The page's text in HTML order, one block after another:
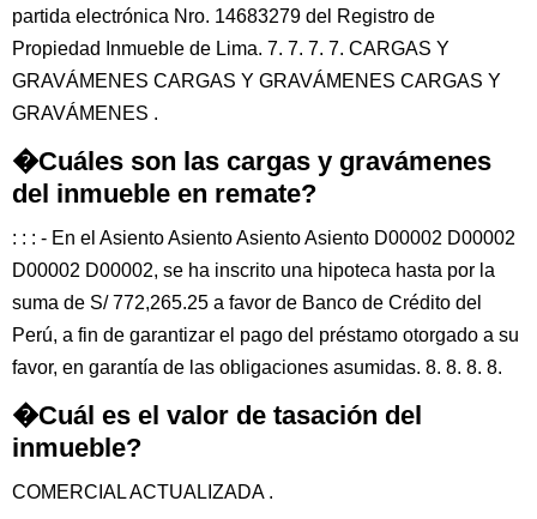
partida electrónica Nro. 14683279 del Registro de
Propiedad Inmueble de Lima. 7. 7. 7. 7. CARGAS Y
GRAVÁMENES CARGAS Y GRAVÁMENES CARGAS Y
GRAVÁMENES .
�Cuáles son las cargas y gravámenes
del inmueble en remate?
: : : - En el Asiento Asiento Asiento Asiento D00002 D00002
D00002 D00002, se ha inscrito una hipoteca hasta por la
suma de S/ 772,265.25 a favor de Banco de Crédito del
Perú, a fin de garantizar el pago del préstamo otorgado a su
favor, en garantía de las obligaciones asumidas. 8. 8. 8. 8.
�Cuál es el valor de tasación del
inmueble?
COMERCIAL ACTUALIZADA .